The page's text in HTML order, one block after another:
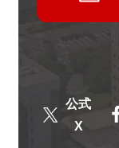
公式
X